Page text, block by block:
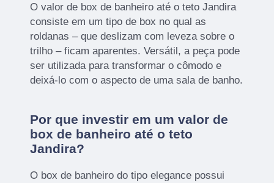
O valor de box de banheiro até o teto Jandira
consiste em um tipo de box no qual as
roldanas – que deslizam com leveza sobre o
trilho – ficam aparentes. Versátil, a peça pode
ser utilizada para transformar o cômodo e
deixá-lo com o aspecto de uma sala de banho.
Por que investir em um valor de
box de banheiro até o teto
Jandira?
O box de banheiro do tipo elegance possui